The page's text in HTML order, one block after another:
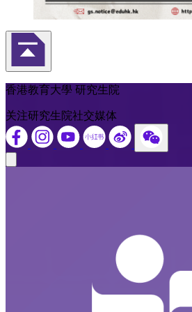
返回頁首
香港教育大學 研究生院
关注研究生院社交媒体
Close modal